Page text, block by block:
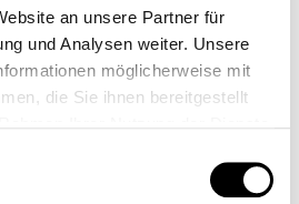
an unsere Partner für
und Analysen weiter. Unsere
möglicherweise mit
die Sie ihnen bereitgestellt